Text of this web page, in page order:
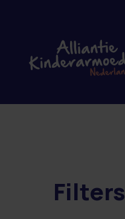
24 resultaten
Filters